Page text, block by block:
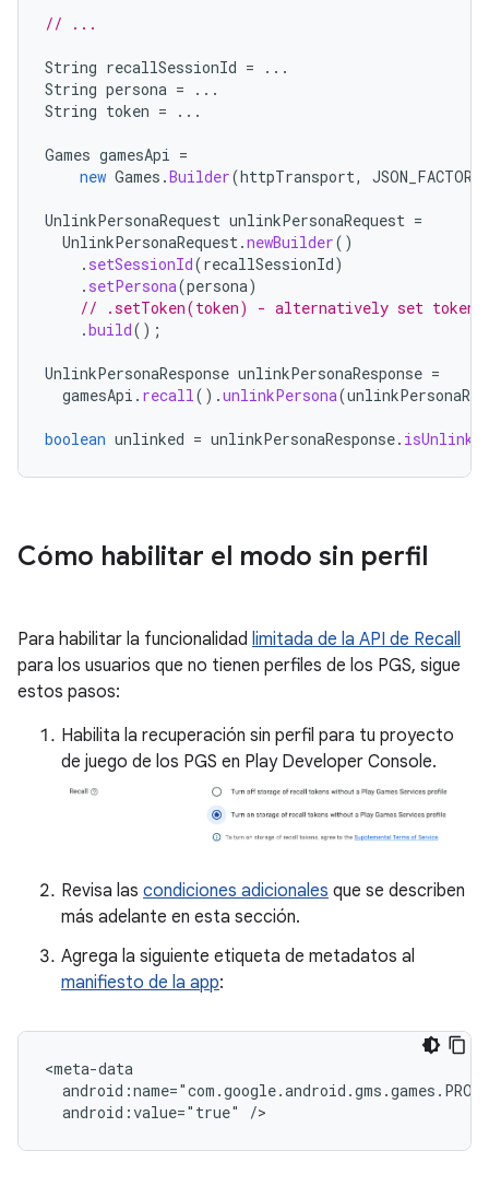
// ...
String recallSessionId =
...
String persona =
...
String token = ...
Games gamesApi =
new Games .Builder(httpTransport, JSON_FACTORY
UnlinkPersonaRequest unlinkPersonaRequest =
UnlinkPersonaRequest.newBuilder()
. setSessionId(recallSessionId)
. setPersona(persona)
// .setToken(token) - alternatively set token,
.build();
UnlinkPersonaResponse unlinkPersonaResponse =
gamesApi . recall().unlinkPersona(
boolean unlinked = unlinkPersonaResponse.
Cómo habilitar el modo sin perfil
Para habilitar la funcionalidad limitada de la API de Recall
para los usuarios que no tienen perfiles de los PGS, sigue
estos pasos:
Habilita la recuperación sin perfil para tu proyecto
de juego de los PGS en Play Developer Console.
Revisa las condiciones adicionales que se describen
más adelante en esta sección.
Agrega la siguiente etiqueta de metadatos al
manifiesto de la app:
android:value="true"